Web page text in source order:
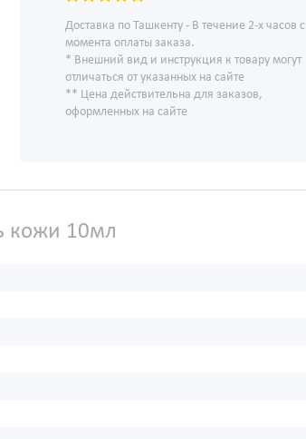
Доставка по Ташкенту - В течение 2-х часов с
момента оплаты заказа.
* Внешний вид и инструкция к товару могут
отличаться от указанных на сайте
** Цена действительна для заказов,
оформленных на сайте
кожи 10мл